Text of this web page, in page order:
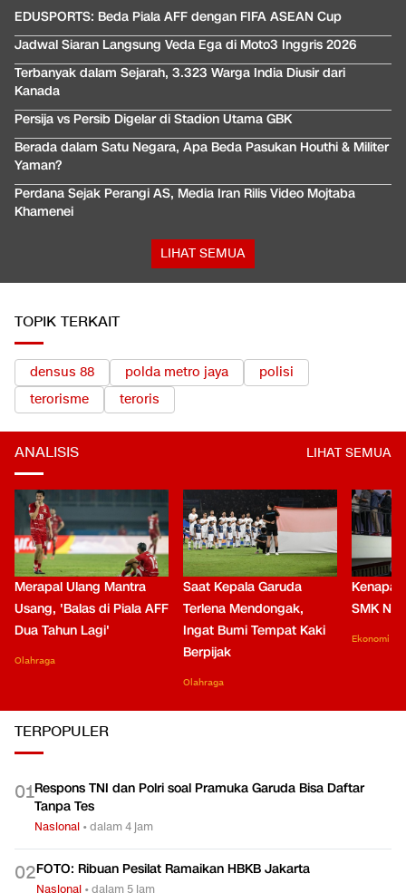
EDUSPORTS: Beda Piala AFF dengan FIFA ASEAN Cup
Jadwal Siaran Langsung Veda Ega di Moto3 Inggris 2026
Terbanyak dalam Sejarah, 3.323 Warga India Diusir dari
Kanada
Persija vs Persib Digelar di Stadion Utama GBK
Berada dalam Satu Negara, Apa Beda Pasukan Houthi & Militer
Yaman?
Perdana Sejak Perangi AS, Media Iran Rilis Video Mojtaba
Khamenei
LIHAT SEMUA
TOPIK TERKAIT
densus 88 polda metro jaya
polisi
terorisme
teroris
ANALISIS LIHAT SEMUA
Merapal Ulang Mantra
Usang, 'Balas di Piala AFF
Dua Tahun Lagi'
Olahraga
Saat Kepala Garuda
Terlena Mendongak,
Ingat Bumi Tempat Kaki
Berpijak
Olahraga
Kenapa
SMK
Ekonomi
TERPOPULER
01Respons TNI dan Polri soal Pramuka Garuda Bisa Daftar
Tanpa Tes
Nasional •dalam 4 jam
02FOTO: Ribuan Pesilat Ramaikan HBKB Jakarta
Nasional •dalam 5 jam